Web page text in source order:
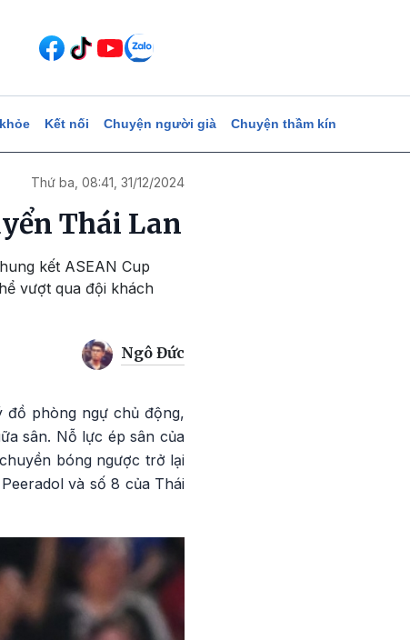
Kết nối Chuyện người già Chuyện thầm kín
Thứ ba, 08:41, 31/12/2024
Thái Lan
kết ASEAN Cup
vượt qua đội khách
Ngô Đức
đồ phòng ngự chủ động,
sân. Nỗ lực ép sân của
bóng ngược trở lại
và số 8 của Thái